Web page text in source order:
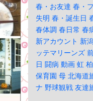
春・お友達 春・
失明 春・誕生日
春体調 春日常 春
新アカウント 新
ッテマリーンズ
日 闘病 動画 虹
保育園 母 北海道
ナ 野球観戦 友達